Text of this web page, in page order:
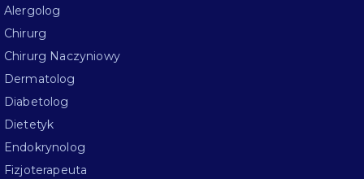
Alergolog
Chirurg
Chirurg Naczyniowy
Dermatolog
Diabetolog
Dietetyk
Endokrynolog
Fizjoterapeuta